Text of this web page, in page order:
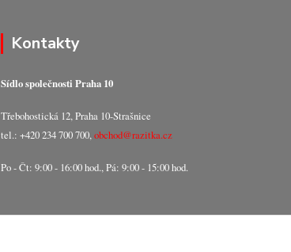
Kontakty
Sídlo společnosti Praha 10
Třebohostická 12, Praha 10-Strašnice
tel.: +420 234 700 700,obchod@razitka.cz
Po - Čt: 9:00 - 16:00 hod., Pá: 9:00 - 15:00 hod.